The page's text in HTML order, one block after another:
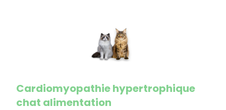
Cardiomyopathie hypertrophique
chat alimentation